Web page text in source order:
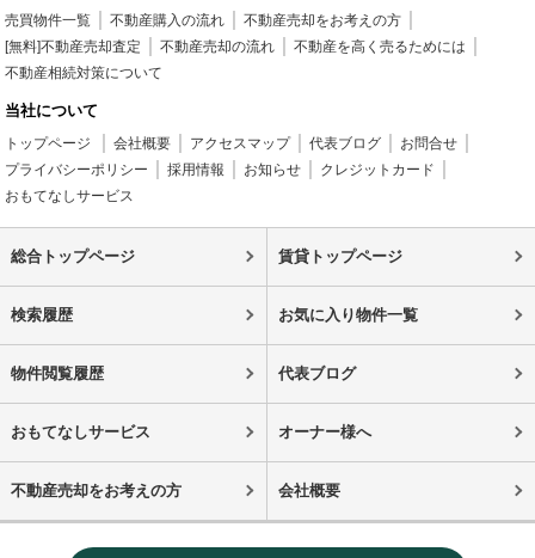
売買物件一覧 不動産購入の流れ
不動産売却をお考えの方
[無料]不動産売却査定
不動産売却の流れ
不動産を高く売るためには
不動産相続対策について
当社について
トップページ 会社概要 アクセスマップ 代表ブログ
お問合せ
プライバシーポリシー
採用情報 お知らせ
クレジットカード
おもてなしサービス
総合トップページ 賃貸トップページ
検索履歴 お気に入り物件一覧
物件閲覧履歴 代表ブログ
おもてなしサービス オーナー様へ
不動産売却をお考えの方 会社概要